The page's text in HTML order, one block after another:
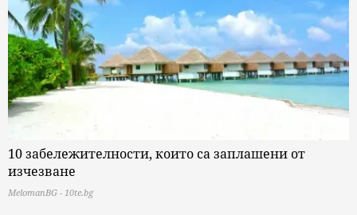
10 забележителности, които са заплашени от
изчезване
MelomanBG - 10te.bg